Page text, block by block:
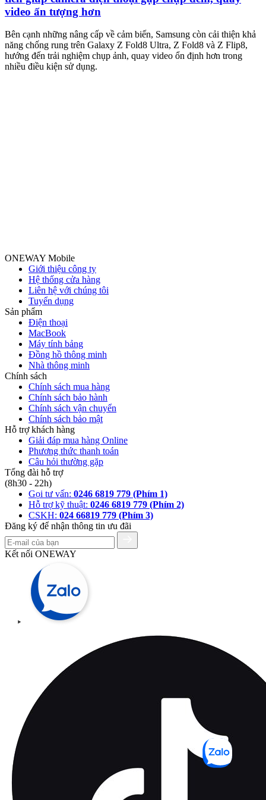
video ấn tượng hơn
Bên cạnh những nâng cấp về cảm biến, Samsung còn cải thiện khả
năng chống rung trên Galaxy Z Fold8 Ultra, Z Fold8 và Z Flip8,
hướng đến trải nghiệm chụp ảnh, quay video ổn định hơn trong
nhiều điều kiện sử dụng.
ONEWAY Mobile
Giới thiệu công ty
Hệ thống cửa hàng
Liên hệ với chúng tôi
Tuyển dụng
Sản phẩm
Điện thoại
MacBook
Máy tính bảng
Đồng hồ thông minh
Nhà thông minh
Chính sách
Chính sách mua hàng
Chính sách bảo hành
Chính sách vận chuyển
Chính sách bảo mật
Hỗ trợ khách hàng
Giải đáp mua hàng Online
Phương thức thanh toán
Câu hỏi thường gặp
Tổng đài hỗ trợ
(8h30 - 22h)
Gọi tư vấn: 0246 6819 779 (Phím 1)
Hỗ trợ kỹ thuật: 0246 6819 779 (Phím 2)
CSKH: 024 66819 779 (Phím 3)
Đăng ký để nhận thông tin ưu đãi
Kết nối ONEWAY